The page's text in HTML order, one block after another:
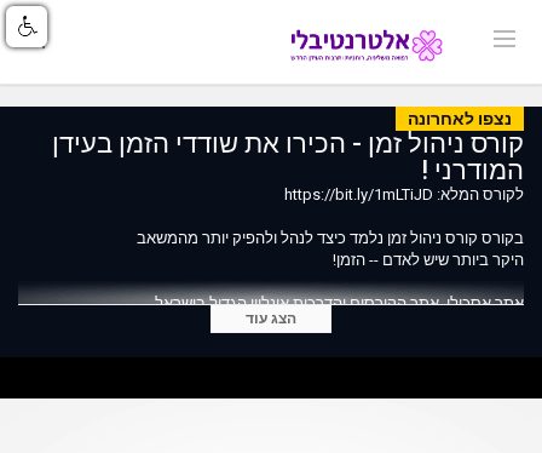
נצפו לאחרונה
קורס ניהול זמן - הכירו את שודדי הזמן בעידן
המודרני !
לקורס המלא: https://bit.ly/1mLTiJD
בקורס קורס ניהול זמן נלמד כיצד לנהל ולהפיק יותר מהמשאב
היקר ביותר שיש לאדם -- הזמן!
אתר אסכולי, אתר הקורסים והדרכות אונליין הגדול בישראל
הצג עוד